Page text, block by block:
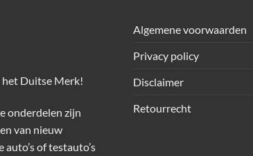
Duitse Merk!
onderdelen zijn
van nieuw
of testauto’s
Algemene voorwaarden
Privacy policy
Disclaimer
Retourrecht